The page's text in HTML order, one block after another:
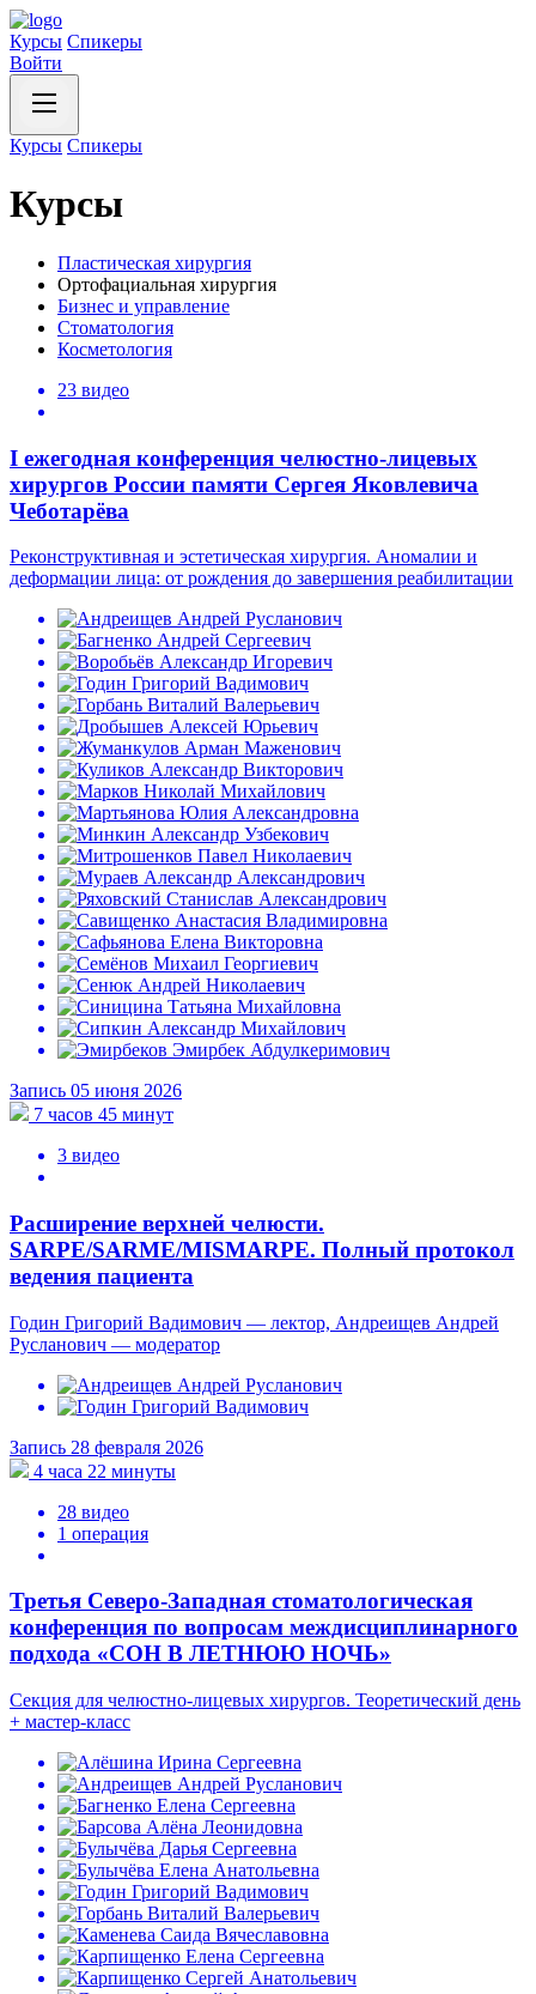
Курсы Спикеры
Войти
Курсы Спикеры
Курсы
Пластическая хирургия
Ортофациальная хирургия
Бизнес и управление
Стоматология
Косметология
23 видео
I ежегодная конференция челюстно-лицевых
хирургов России памяти Сергея Яковлевича
Чеботарёва
Реконструктивная и эстетическая хирургия. Аномалии и
деформации лица: от рождения до завершения реабилитации
Запись 05 июня 2026
7 часов 45 минут
3 видео
Расширение верхней челюсти.
SARPE/SARME/MISMARPE. Полный протокол
ведения пациента
Годин Григорий Вадимович — лектор, Андреищев Андрей
Русланович — модератор
Запись 28 февраля 2026
4 часа 22 минуты
28 видео
1 операция
Третья Северо-Западная стоматологическая
конференция по вопросам междисциплинарного
подхода «СОН В ЛЕТНЮЮ НОЧЬ»
Секция для челюстно-лицевых хирургов. Теоретический день
+ мастер-класс